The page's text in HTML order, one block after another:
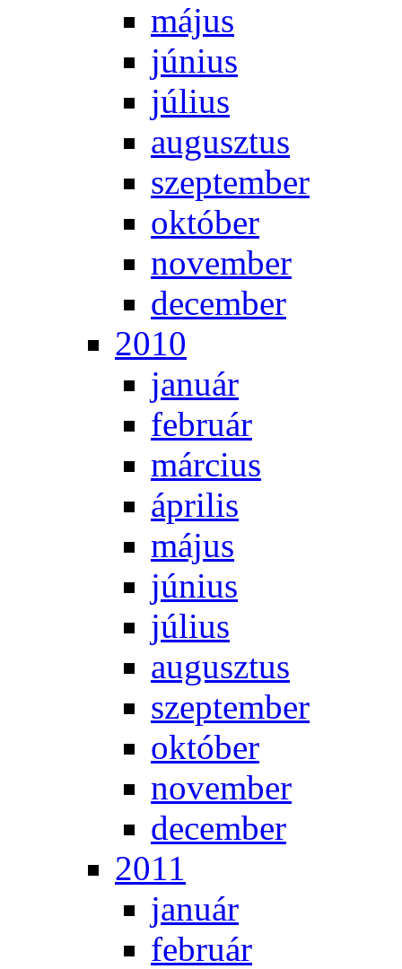
má­jus
jú­ni­us
jú­li­us
au­gusz­tus
szep­tem­ber
ok­tó­ber
no­vem­ber
de­cem­ber
2010
ja­nu­ár
feb­ru­ár
már­ci­us
áp­ri­lis
má­jus
jú­ni­us
jú­li­us
au­gusz­tus
szep­tem­ber
ok­tó­ber
no­vem­ber
de­cem­ber
2011
ja­nu­ár
feb­ru­ár